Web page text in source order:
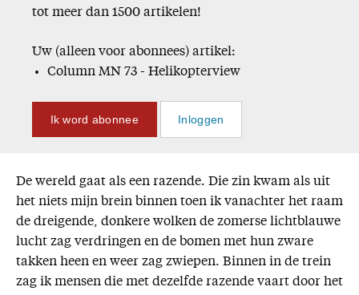
Adreswijziging
Nabestellen
Vragen en opmerkingen
En verder
Bijbelstudieagenda
tot meer dan 1500 artikelen!
Uw (alleen voor abonnees) artikel:
Column MN 73 - Helikopterview
Ik word abonnee Inloggen
De wereld gaat als een razende. Die zin kwam als uit
het niets mijn brein binnen toen ik vanachter het raam
de dreigende, donkere wolken de zomerse lichtblauwe
lucht zag verdringen en de bomen met hun zware
takken heen en weer zag zwiepen. Binnen in de trein
zag ik mensen die met dezelfde razende vaart door het